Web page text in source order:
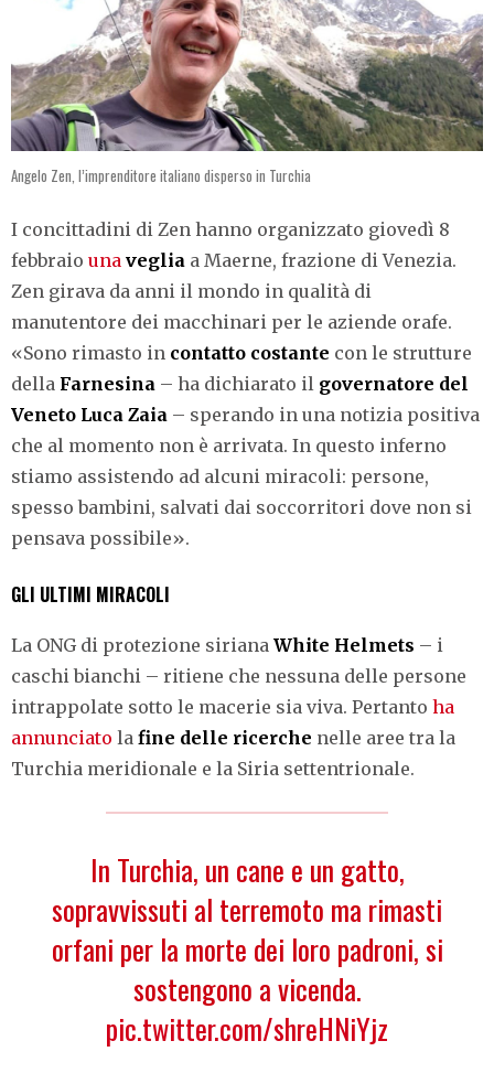
Angelo Zen, l’imprenditore italiano disperso in Turchia
I concittadini di Zen hanno organizzato giovedì 8
febbraio una veglia a Maerne, frazione di Venezia.
Zen girava da anni il mondo in qualità di
manutentore dei macchinari per le aziende orafe.
«Sono rimasto in contatto costante con le strutture
della Farnesina – ha dichiarato il governatore del
Veneto Luca Zaia – sperando in una notizia positiva
che al momento non è arrivata. In questo inferno
stiamo assistendo ad alcuni miracoli: persone,
spesso bambini, salvati dai soccorritori dove non si
pensava possibile».
GLI ULTIMI MIRACOLI
La ONG di protezione siriana White Helmets – i
caschi bianchi – ritiene che nessuna delle persone
intrappolate sotto le macerie sia viva. Pertanto ha
annunciato la fine delle ricerche nelle aree tra la
Turchia meridionale e la Siria settentrionale.
In Turchia, un cane e un gatto,
sopravvissuti al terremoto ma rimasti
orfani per la morte dei loro padroni, si
sostengono a vicenda.
pic.twitter.com/shreHNiYjz